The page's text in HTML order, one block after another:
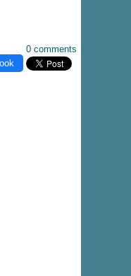
0 comments